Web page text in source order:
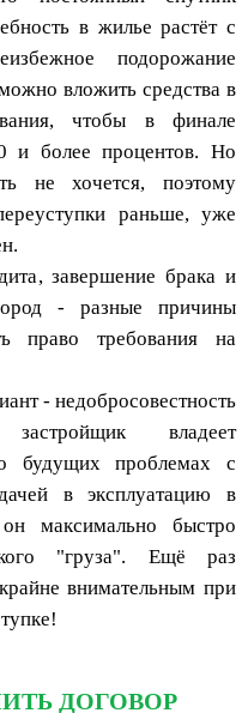
в жилье растёт с
подорожание
вложить средства в
чтобы в финале
и более процентов. Но
не хочется, поэтому
раньше, уже
завершение брака и
- разные причины
право требования на
- недобросовестность
владеет
будущих проблемах с
в эксплуатацию в
максимально быстро
"груза". Ещё раз
внимательным при
ДОГОВОР